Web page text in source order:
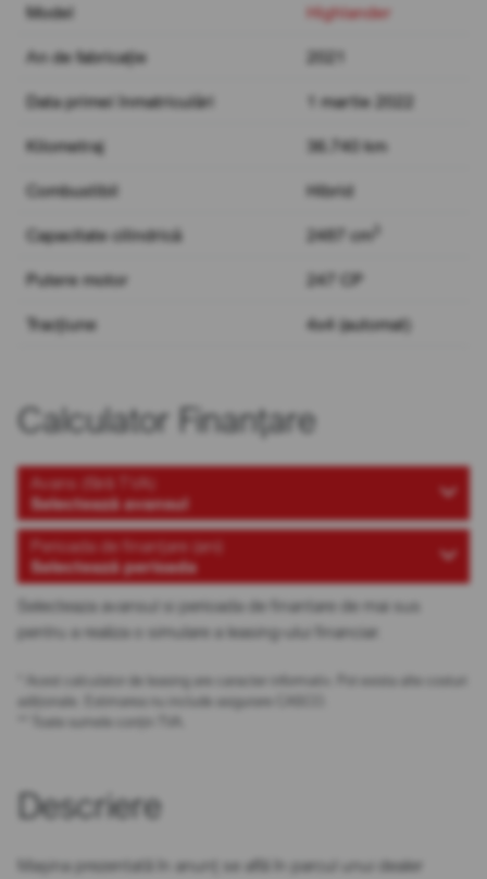
Model Highlander
An de fabricație 2021
Data primei înmatriculări 1 martie 2022
Kilometraj 36.740 km
Combustibil Hibrid
Capacitate cilindrică 2487 cm
Putere motor 247 CP
Tracțiune 4x4 (automat)
Calculator Finanțare
Avans (fără TVA)
Selectează avansul
Perioada de finanțare (ani)
Selectează perioada
Selecteaza avansul si perioada de finantare de mai sus
pentru a realiza o simulare a leasing-ului financiar.
* Acest calculator de leasing are caracter informativ. Pot exista alte costuri
adiționale. Estimarea nu include asigurare CASCO.
** Toate sumele conțin TVA.
Descriere
Mașina prezentată în anunț se află în parcul unui dealer